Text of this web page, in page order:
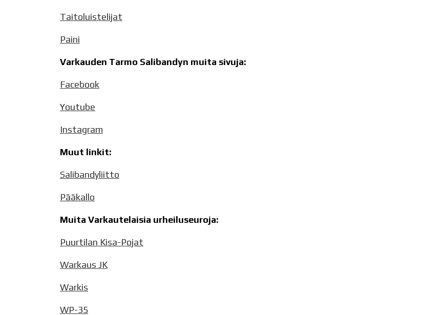
Taitoluistelijat
Paini
Varkauden Tarmo Salibandyn muita sivuja:
Facebook
Youtube
Instagram
Muut linkit:
Salibandyliitto
Pääkallo
Muita Varkautelaisia urheiluseuroja:
Puurtilan Kisa-Pojat
Warkaus JK
Warkis
WP-35